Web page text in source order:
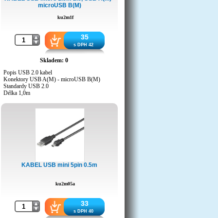
microUSB B(M)
ku2m1f
35
s DPH 42
Skladem: 0
Popis USB 2.0 kabel
Konektory USB A(M) - microUSB B(M)
Standardy USB 2.0
Délka 1,0m
Druh obalu PE sáček s papírovou výztuhou a
Návod k použití Návod k použití
Hmotnost výrobku 45g
KABEL USB mini 5pin 0.5m
ku2m05a
33
s DPH 40